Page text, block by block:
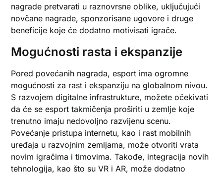
nagrade pretvarati u raznovrsne oblike, uključujući
novčane nagrade, sponzorisane ugovore i druge
beneficije koje će dodatno motivisati igrače.
Mogućnosti rasta i ekspanzije
Pored povećanih nagrada, esport ima ogromne
mogućnosti za rast i ekspanziju na globalnom nivou.
S razvojem digitalne infrastrukture, možete očekivati
da će se esport takmičenja proširiti u zemlje koje
trenutno imaju nedovoljno razvijenu scenu.
Povećanje pristupa internetu, kao i rast mobilnih
uređaja u razvojnim zemljama, može otvoriti vrata
novim igračima i timovima. Takođe, integracija novih
tehnologija, kao što su VR i AR, može dodatno